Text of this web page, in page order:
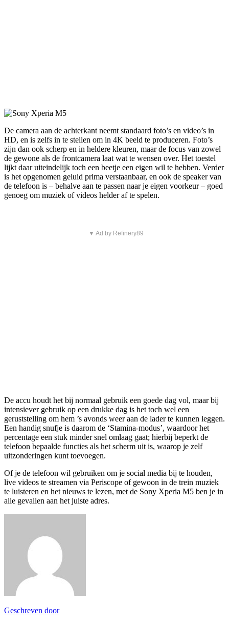
De camera aan de achterkant neemt standaard foto’s en video’s in
HD, en is zelfs in te stellen om in 4K beeld te produceren. Foto’s
zijn dan ook scherp en in heldere kleuren, maar de focus van zowel
de gewone als de frontcamera laat wat te wensen over. Het toestel
lijkt daar uiteindelijk toch een beetje een eigen wil te hebben. Verder
is het opgenomen geluid prima verstaanbaar, en ook de speaker van
de telefoon is – behalve aan te passen naar je eigen voorkeur – goed
genoeg om muziek of videos helder af te spelen.
▼ Ad by Refinery89
De accu houdt het bij normaal gebruik een goede dag vol, maar bij
intensiever gebruik op een drukke dag is het toch wel een
geruststelling om hem ’s avonds weer aan de lader te kunnen leggen.
Een handig snufje is daarom de ‘Stamina-modus’, waardoor het
percentage een stuk minder snel omlaag gaat; hierbij beperkt de
telefoon bepaalde functies als het scherm uit is, waarop je zelf
uitzonderingen kunt toevoegen.
Of je de telefoon wil gebruiken om je social media bij te houden,
live videos te streamen via Periscope of gewoon in de trein muziek
te luisteren en het nieuws te lezen, met de Sony Xperia M5 ben je in
alle gevallen aan het juiste adres.
Geschreven door